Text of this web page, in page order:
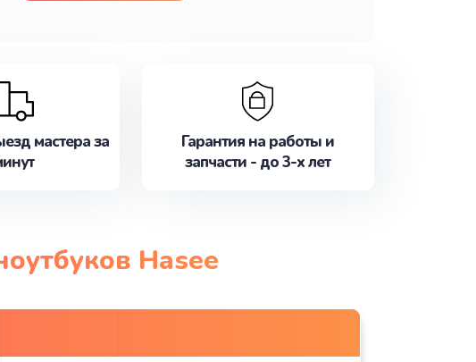
мастера за
Гарантия на работы и
запчасти - до 3-х лет
Hasee